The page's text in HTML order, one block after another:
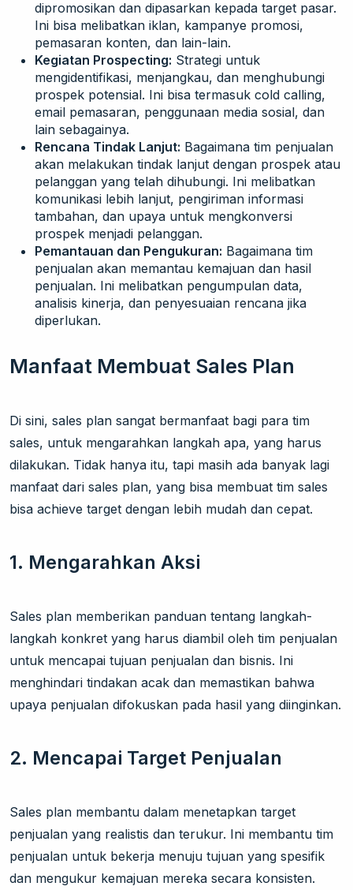
dipromosikan dan dipasarkan kepada target pasar.
Ini bisa melibatkan iklan, kampanye promosi,
pemasaran konten, dan lain-lain.
Kegiatan Prospecting: Strategi untuk
mengidentifikasi, menjangkau, dan menghubungi
prospek potensial. Ini bisa termasuk cold calling,
email pemasaran, penggunaan media sosial, dan
lain sebagainya.
Rencana Tindak Lanjut: Bagaimana tim penjualan
akan melakukan tindak lanjut dengan prospek atau
pelanggan yang telah dihubungi. Ini melibatkan
komunikasi lebih lanjut, pengiriman informasi
tambahan, dan upaya untuk mengkonversi
prospek menjadi pelanggan.
Pemantauan dan Pengukuran: Bagaimana tim
penjualan akan memantau kemajuan dan hasil
penjualan. Ini melibatkan pengumpulan data,
analisis kinerja, dan penyesuaian rencana jika
diperlukan.
Manfaat Membuat Sales Plan
Di sini, sales plan sangat bermanfaat bagi para tim
sales, untuk mengarahkan langkah apa, yang harus
dilakukan. Tidak hanya itu, tapi masih ada banyak lagi
manfaat dari sales plan, yang bisa membuat tim sales
bisa achieve target dengan lebih mudah dan cepat.
1. Mengarahkan Aksi
Sales plan memberikan panduan tentang langkah-
langkah konkret yang harus diambil oleh tim penjualan
untuk mencapai tujuan penjualan dan bisnis. Ini
menghindari tindakan acak dan memastikan bahwa
upaya penjualan difokuskan pada hasil yang diinginkan.
2. Mencapai Target Penjualan
Sales plan membantu dalam menetapkan target
penjualan yang realistis dan terukur. Ini membantu tim
penjualan untuk bekerja menuju tujuan yang spesifik
dan mengukur kemajuan mereka secara konsisten.